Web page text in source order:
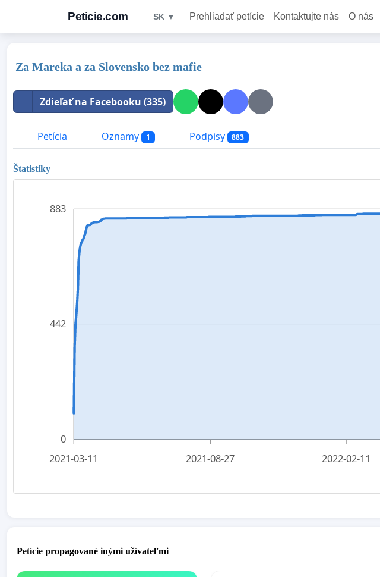
Peticie.com SK ▼ Prehliadať petície Kontaktujte nás O nás
Za Mareka a za Slovensko bez mafie
Zdieľať na Facebooku (335)
Petícia Oznamy 1 Podpisy 883
Štatistiky
0
442
883
2021-03-11 2021-08-27 2022-02-11
Petície propagované inými užívateľmi